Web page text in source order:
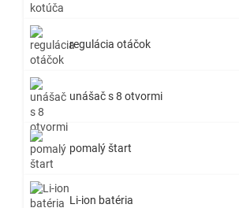
regulácia otáčok
unášač s 8 otvormi
pomalý štart
Li-ion batéria